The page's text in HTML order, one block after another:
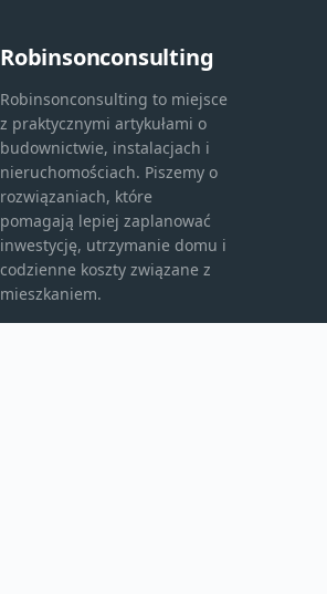
Robinsonconsulting
Robinsonconsulting to miejsce
z praktycznymi artykułami o
budownictwie, instalacjach i
nieruchomościach. Piszemy o
rozwiązaniach, które
pomagają lepiej zaplanować
inwestycję, utrzymanie domu i
codzienne koszty związane z
mieszkaniem.